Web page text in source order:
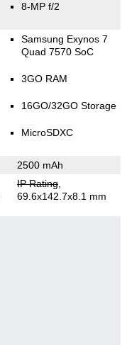
8-MP f/2
Samsung Exynos 7
Quad 7570 SoC
3GO RAM
16GO/32GO Storage
MicroSDXC
2500 mAh
IP Rating,
69.6x142.7x8.1 mm